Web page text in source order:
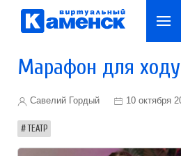
Марафон для
Савелий Гордый 10 октября
ТЕАТР